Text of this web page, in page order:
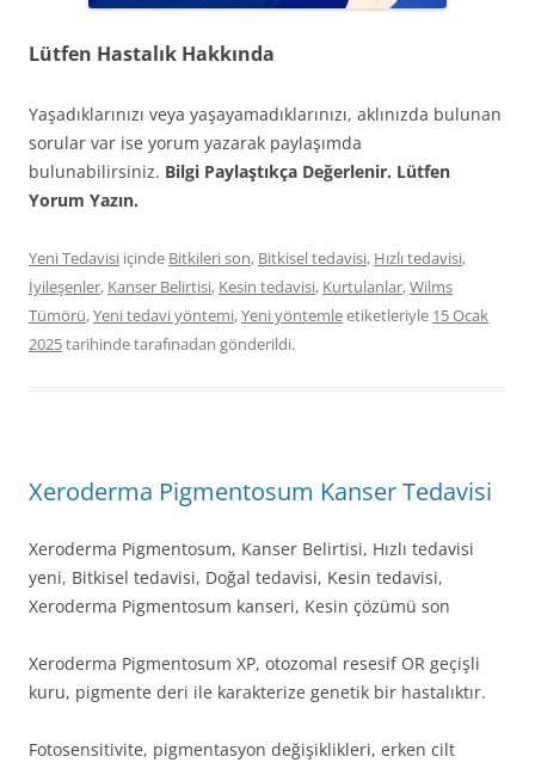
Lütfen Hastalık Hakkında
Yaşadıklarınızı veya yaşayamadıklarınızı, aklınızda bulunan
sorular var ise yorum yazarak paylaşımda
bulunabilirsiniz. Bilgi Paylaştıkça Değerlenir. Lütfen
Yorum Yazın.
Yeni Tedavisi içinde Bitkileri son, Bitkisel tedavisi, Hızlı tedavisi,
İyileşenler, Kanser Belirtisi, Kesin tedavisi, Kurtulanlar,Wilms
Tümörü,Yeni tedavi yöntemi,Yeni yöntemleetiketleriyle 15 Ocak
2025tarihindetarafınadan gönderildi.
Xeroderma Pigmentosum Kanser Tedavisi
Xeroderma Pigmentosum, Kanser Belirtisi, Hızlı tedavisi
yeni, Bitkisel tedavisi, Doğal tedavisi, Kesin tedavisi,
Xeroderma Pigmentosum kanseri, Kesin çözümü son
Xeroderma Pigmentosum XP, otozomal resesif OR geçişli
kuru, pigmente deri ile karakterize genetik bir hastalıktır.
Fotosensitivite, pigmentasyon değişiklikleri, erken cilt